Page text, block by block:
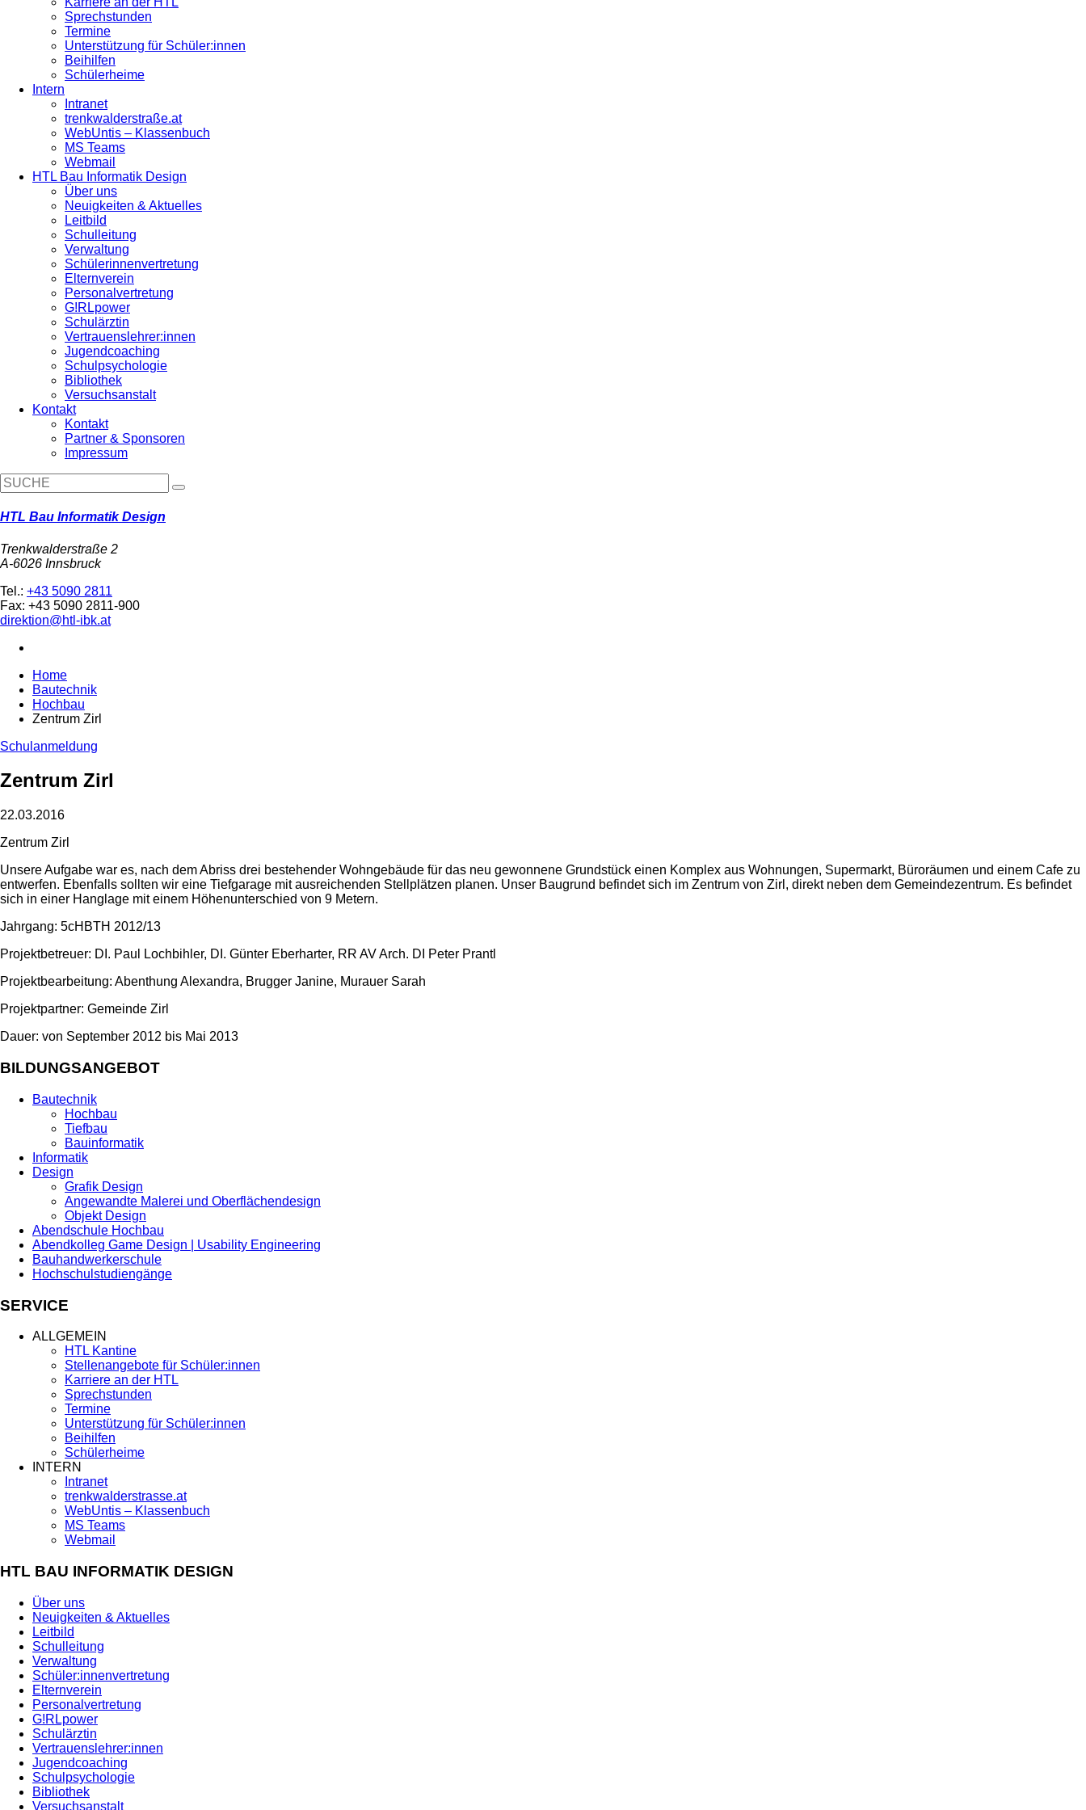
Sprechstunden
Termine
Unterstützung für Schüler:innen
Beihilfen
Schülerheime
Intern
Intranet
trenkwalderstraße.at
WebUntis – Klassenbuch
MS Teams
Webmail
HTL Bau Informatik Design
Über uns
Neuigkeiten & Aktuelles
Leitbild
Schulleitung
Verwaltung
Schülerinnenvertretung
Elternverein
Personalvertretung
G!RLpower
Schulärztin
Vertrauenslehrer:innen
Jugendcoaching
Schulpsychologie
Bibliothek
Versuchsanstalt
Kontakt
Kontakt
Partner & Sponsoren
Impressum
HTL Bau Informatik Design
Trenkwalderstraße 2
A-6026 Innsbruck
Tel.: +43 5090 2811
Fax: +43 5090 2811-900
direktion@htl-ibk.at
Home
Bautechnik
Hochbau
Zentrum Zirl
Schulanmeldung
Zentrum Zirl
22.03.2016
Zentrum Zirl
Unsere Aufgabe war es, nach dem Abriss drei bestehender Wohngebäude für das neu gewonnene Grundstück einen Komplex aus Wohnungen, Supermarkt, Büroräumen und einem Cafe zu
entwerfen. Ebenfalls sollten wir eine Tiefgarage mit ausreichenden Stellplätzen planen. Unser Baugrund befindet sich im Zentrum von Zirl, direkt neben dem Gemeindezentrum. Es befindet
sich in einer Hanglage mit einem Höhenunterschied von 9 Metern.
Jahrgang: 5cHBTH 2012/13
Projektbetreuer: DI. Paul Lochbihler, DI. Günter Eberharter, RR AV Arch. DI Peter Prantl
Projektbearbeitung: Abenthung Alexandra, Brugger Janine, Murauer Sarah
Projektpartner: Gemeinde Zirl
Dauer: von September 2012 bis Mai 2013
BILDUNGSANGEBOT
Bautechnik
Hochbau
Tiefbau
Bauinformatik
Informatik
Design
Grafik Design
Angewandte Malerei und Oberflächendesign
Objekt Design
Abendschule Hochbau
Abendkolleg Game Design | Usability Engineering
Bauhandwerkerschule
Hochschulstudiengänge
SERVICE
ALLGEMEIN
HTL Kantine
Stellenangebote für Schüler:innen
Karriere an der HTL
Sprechstunden
Termine
Unterstützung für Schüler:innen
Beihilfen
Schülerheime
INTERN
Intranet
trenkwalderstrasse.at
WebUntis – Klassenbuch
MS Teams
Webmail
HTL BAU INFORMATIK DESIGN
Über uns
Neuigkeiten & Aktuelles
Leitbild
Schulleitung
Verwaltung
Schüler:innenvertretung
Elternverein
Personalvertretung
G!RLpower
Schulärztin
Vertrauenslehrer:innen
Jugendcoaching
Schulpsychologie
Bibliothek
Versuchsanstalt